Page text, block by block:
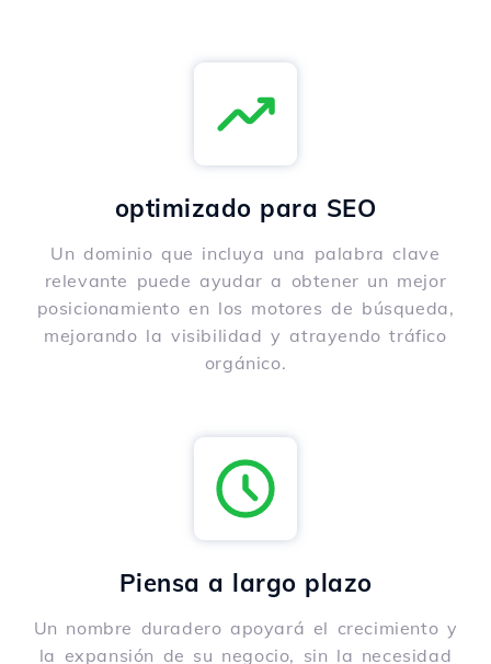
optimizado para SEO
Un dominio que incluya una palabra clave
relevante puede ayudar a obtener un mejor
posicionamiento en los motores de búsqueda,
mejorando la visibilidad y atrayendo tráfico
orgánico.
Piensa a largo plazo
Un nombre duradero apoyará el crecimiento y
la expansión de su negocio, sin la necesidad